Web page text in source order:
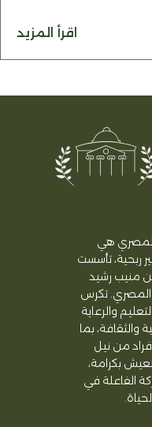
اقرأ المزيد
هي
تأسست
من منيب رشيد
تكرس
والرعاية
بما
من نيل
بكرامة،
الفاعلة في